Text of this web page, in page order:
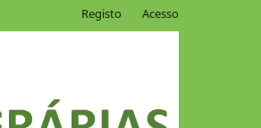
Registo Acesso